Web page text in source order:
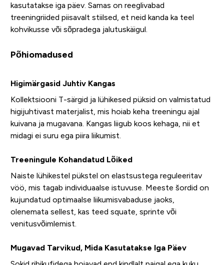
kasutatakse iga päev. Samas on reeglivabad
treeningriided piisavalt stiilsed, et neid kanda ka teel
kohvikusse või sõpradega jalutuskäigul.
Põhiomadused
Higimärgasid Juhtiv Kangas
Kollektsiooni T-särgid ja lühikesed püksid on valmistatud
higijuhtivast materjalist, mis hoiab keha treeningu ajal
kuivana ja mugavana. Kangas liigub koos kehaga, nii et
midagi ei suru ega piira liikumist.
Treeningule Kohandatud Lõiked
Naiste lühikestel pükstel on elastsustega reguleeritav
vöö, mis tagab individuaalse istuvuse. Meeste šordid on
kujundatud optimaalse liikumisvabaduse jaoks,
olenemata sellest, kas teed squate, sprinte või
venitusvõimlemist.
Mugavad Tarvikud, Mida Kasutatakse Iga Päev